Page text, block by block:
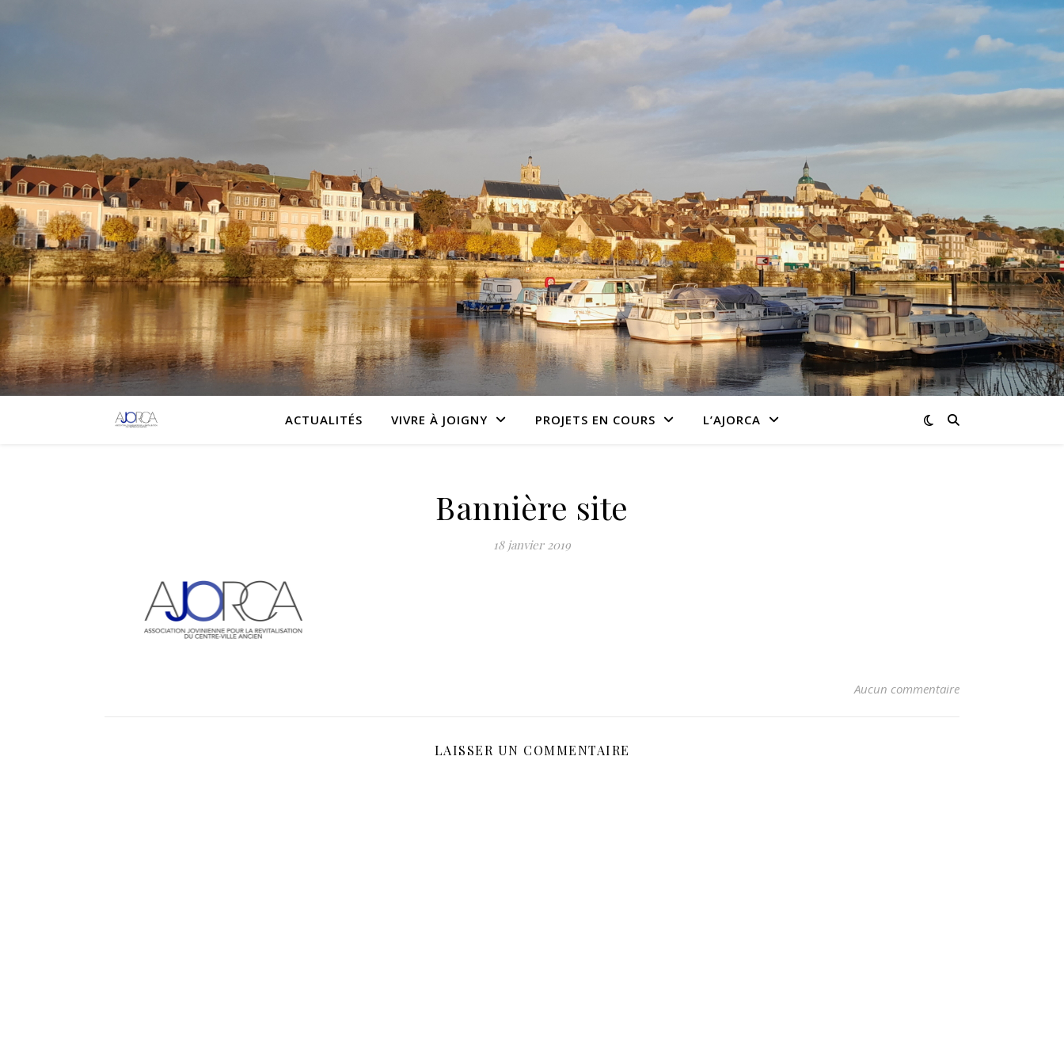
ACTUALITÉS VIVRE À JOIGNY PROJETS EN COURS L’AJORCA
Bannière site
18 janvier 2019
Aucun commentaire
LAISSER UN COMMENTAIRE